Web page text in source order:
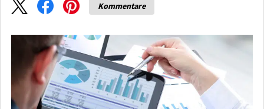
Kommentare